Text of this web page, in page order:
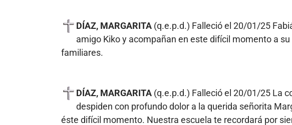
DÍAZ, MARGARITA (q.e.p.d.) Falleció el 20/01/25
amigo Kiko y acompañan en este difícil momento a
familiares.
DÍAZ, MARGARITA (q.e.p.d.) Falleció el 20/01/25 La
despiden con profundo dolor a la querida señorita
éste difícil momento. Nuestra escuela te recordará por